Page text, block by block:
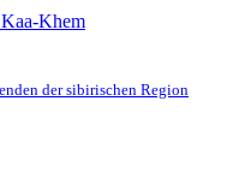
Khem
der sibirischen Region